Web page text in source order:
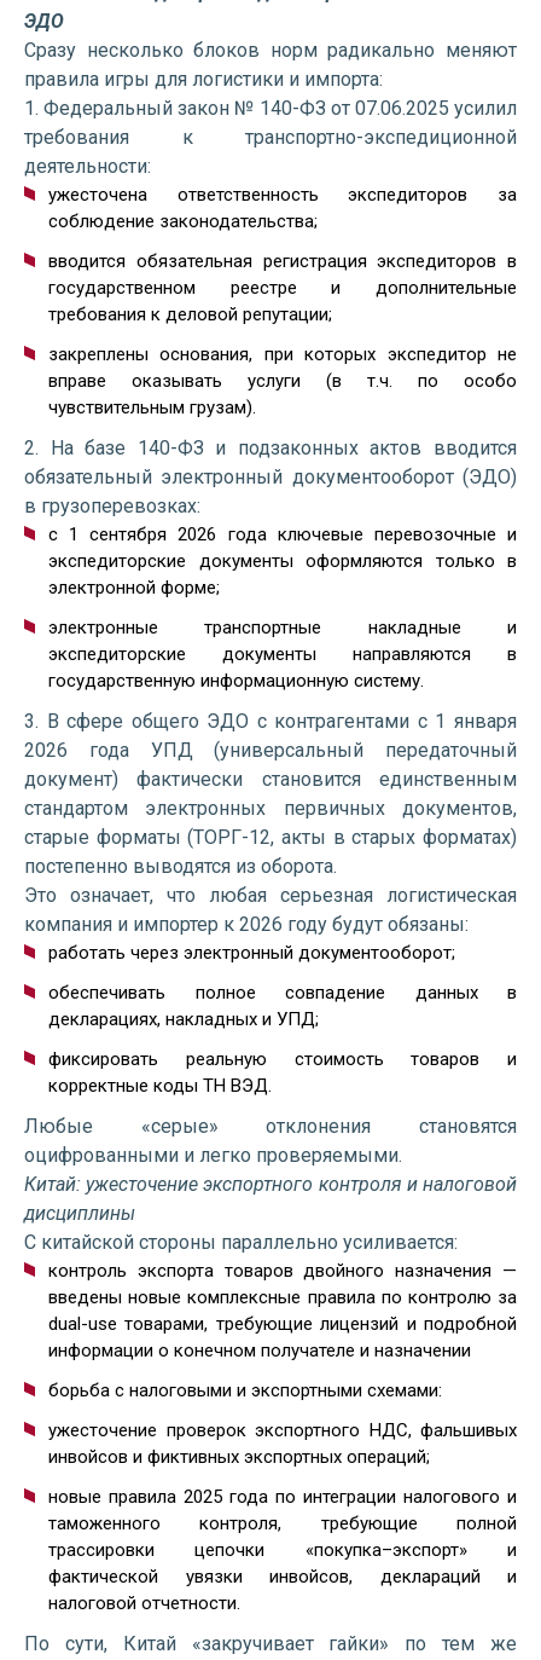
ЭДО
Сразу несколько блоков норм радикально меняют
правила игры для логистики и импорта:
1. Федеральный закон № 140-ФЗ от 07.06.2025 усилил
требования к транспортно-экспедиционной
деятельности:
ужесточена ответственность экспедиторов за
соблюдение законодательства;
вводится обязательная регистрация экспедиторов в
государственном реестре и дополнительные
требования к деловой репутации;
закреплены основания, при которых экспедитор не
вправе оказывать услуги (в т.ч. по особо
чувствительным грузам).
2. На базе 140-ФЗ и подзаконных актов вводится
обязательный электронный документооборот (ЭДО)
в грузоперевозках:
с 1 сентября 2026 года ключевые перевозочные и
экспедиторские документы оформляются только в
электронной форме;
электронные транспортные накладные и
экспедиторские документы направляются в
государственную информационную систему.
3. В сфере общего ЭДО с контрагентами с 1 января
2026 года УПД (универсальный передаточный
документ) фактически становится единственным
стандартом электронных первичных документов,
старые форматы (ТОРГ-12, акты в старых форматах)
постепенно выводятся из оборота.
Это означает, что любая серьезная логистическая
компания и импортер к 2026 году будут обязаны:
работать через электронный документооборот;
обеспечивать полное совпадение данных в
декларациях, накладных и УПД;
фиксировать реальную стоимость товаров и
корректные коды ТН ВЭД.
Любые «серые» отклонения становятся
оцифрованными и легко проверяемыми.
Китай: ужесточение экспортного контроля и налоговой
дисциплины
С китайской стороны параллельно усиливается:
контроль экспорта товаров двойного назначения —
введены новые комплексные правила по контролю за
dual-use товарами, требующие лицензий и подробной
информации о конечном получателе и назначении
борьба с налоговыми и экспортными схемами:
ужесточение проверок экспортного НДС, фальшивых
инвойсов и фиктивных экспортных операций;
новые правила 2025 года по интеграции налогового и
таможенного контроля, требующие полной
трассировки цепочки «покупка–экспорт» и
фактической увязки инвойсов, деклараций и
налоговой отчетности.
По сути, Китай «закручивает гайки» по тем же